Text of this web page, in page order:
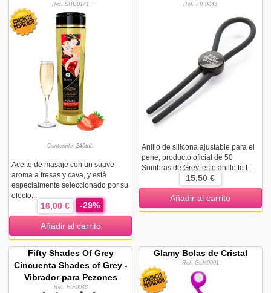
Ref. SHU0141
Contenido:240ml.
Aceite de masaje con un suave
aroma a fresas y cava, y está
especialmente seleccionado por su
efecto...
16,00 € -29%
Añadir al carrito
Ref. FIF0045
Anillo de silicona ajustable para el
pene, producto oficial de 50
Sombras de Grey, este anillo te t...
15,50 €
Añadir al carrito
Fifty Shades Of Grey
Cincuenta Shades of Grey -
Vibrador para Pezones
Ref. FIF0048
Glamy Bolas de Cristal
Ref. GLM0001